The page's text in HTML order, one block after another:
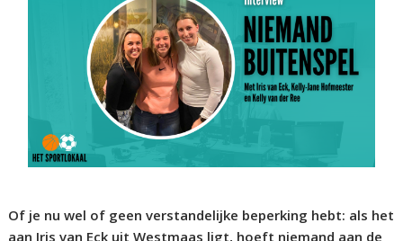
Of je nu wel of geen verstandelijke beperking hebt: als het
aan Iris van Eck uit Westmaas ligt, hoeft niemand aan de